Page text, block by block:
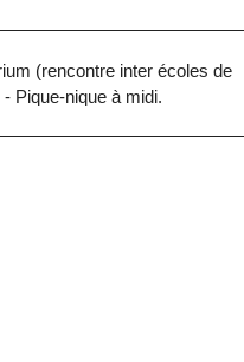
(rencontre inter écoles de
Pique-nique à midi.